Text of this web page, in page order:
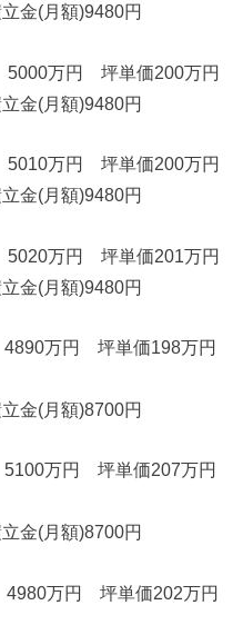
金(月額)9480円
万円 坪単価200万円
金(月額)9480円
万円 坪単価200万円
金(月額)9480円
万円 坪単価201万円
金(月額)9480円
万円 坪単価198万円
金(月額)8700円
万円 坪単価207万円
金(月額)8700円
万円 坪単価202万円